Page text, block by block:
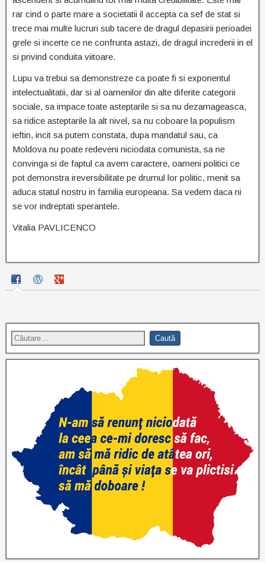
rar cind o parte mare a societatii il accepta ca sef de stat si
trece mai multe lucruri sub tacere de dragul depasirii perioadei
grele si incerte ce ne confrunta astazi, de dragul increderii in el
si privind conduita viitoare.
Lupu va trebui sa demonstreze ca poate fi si exponentul
intelectualitatii, dar si al oamenilor din alte diferite categorii
sociale, sa impace toate asteptarile si sa nu dezamageasca,
sa ridice asteptarile la alt nivel, sa nu coboare la populism
ieftin, incit sa putem constata, dupa mandatul sau, ca
Moldova nu poate redeveni niciodata comunista, sa ne
convinga si de faptul ca avem caractere, oameni politici ce
pot demonstra ireversibilitate pe drumul lor politic, menit sa
aduca statul nostru in familia europeana. Sa vedem daca ni
se vor indreptati sperantele.
Vitalia PAVLICENCO